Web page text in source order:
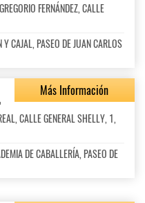
FERNÁNDEZ, CALLE
CAJAL, PASEO DE JUAN CARLOS
Más Información
CALLE GENERAL SHELLY, 1,
DE CABALLERÍA, PASEO DE